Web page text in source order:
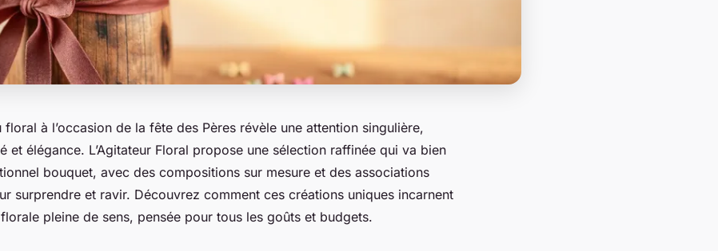
floral à l’occasion de la fête des Pères révèle une attention singulière,
et élégance. L’Agitateur Floral propose une sélection raffinée qui va bien
bouquet, avec des compositions sur mesure et des associations
surprendre et ravir. Découvrez comment ces créations uniques incarnent
pleine de sens, pensée pour tous les goûts et budgets.